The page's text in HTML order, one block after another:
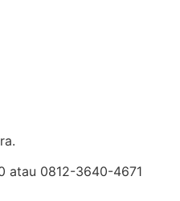
atau 0812-3640-4671